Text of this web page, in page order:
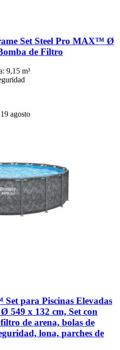
Set Steel Pro MAX™ Ø
de Filtro
9,15 m³
agosto
para Piscinas Elevadas
549 x 132 cm, Set con
de arena, bolas de
lona, parches de